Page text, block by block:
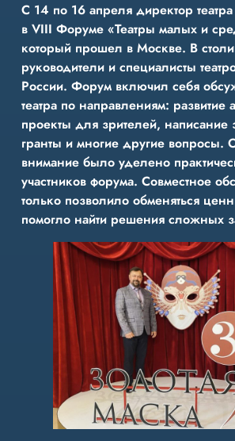
С 14 по 16 апреля директор
в VIII Форуме «Театры малых и
который прошел в Москве. В
руководители и специалисты
России. Форум включил себя
театра по направлениям: развитие
проекты для зрителей, написание
гранты и многие другие вопросы.
внимание было уделено
участников форума. Совместное
только позволило обменяться
помогло найти решения сложных